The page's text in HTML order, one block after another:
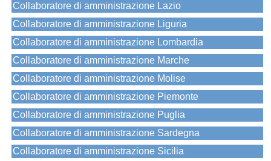
Collaboratore di amministrazione Lazio
Collaboratore di amministrazione Liguria
Collaboratore di amministrazione Lombardia
Collaboratore di amministrazione Marche
Collaboratore di amministrazione Molise
Collaboratore di amministrazione Piemonte
Collaboratore di amministrazione Puglia
Collaboratore di amministrazione Sardegna
Collaboratore di amministrazione Sicilia